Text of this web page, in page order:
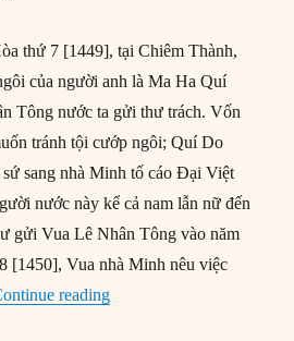
thứ 7 [1449], tại Chiêm Thành,
của người anh là Ma Ha Quí
Tông nước ta gửi thư trách. Vốn
tránh tội cướp ngôi; Quí Do
sang nhà Minh tố cáo Đại Việt
nước này kể cả nam lẫn nữ đến
gửi Vua Lê Nhân Tông vào năm
[1450], Vua nhà Minh nêu việc
reading“Lê Nghi Dân sát hại,